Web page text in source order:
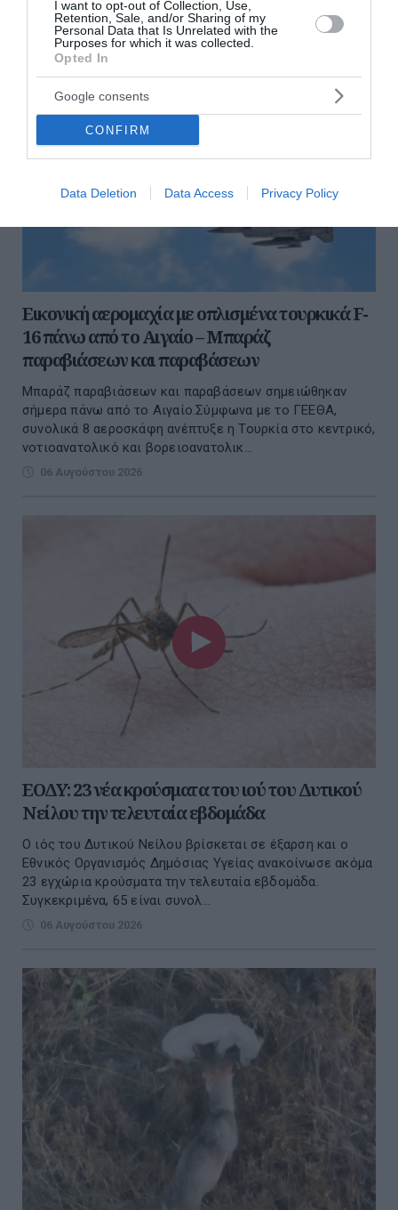
I want to opt-out of Collection, Use,
Retention, Sale, and/or Sharing of my
Personal Data that Is Unrelated with the
Purposes for which it was collected.
Opted In
Google consents
CONFIRM
Data Deletion Data Access Privacy Policy
διαβάστε ακόμη
Εικονική αερομαχία με οπλισμένα τουρκικά F-
16 πάνω από το Αιγαίο – Μπαράζ
παραβιάσεων και παραβάσεων
Μπαράζ παραβιάσεων και παραβάσεων σημειώθηκαν
σήμερα πάνω από το Αιγαίο.Σύμφωνα με το ΓΕΕΘΑ,
συνολικά 8 αεροσκάφη ανέπτυξε η Τουρκία στο κεντρικό,
νοτιοανατολικό και βορειοανατολικ...
06 Αυγούστου 2026
ΕΟΔΥ: 23 νέα κρούσματα του ιού του Δυτικού
Νείλου την τελευταία εβδομάδα
Ο ιός του Δυτικού Νείλου βρίσκεται σε έξαρση και ο
Εθνικός Οργανισμός Δημόσιας Υγείας ανακοίνωσε ακόμα
23 εγχώρια κρούσματα την τελευταία εβδομάδα.
Συγκεκριμένα, 65 είναι συνολ...
06 Αυγούστου 2026